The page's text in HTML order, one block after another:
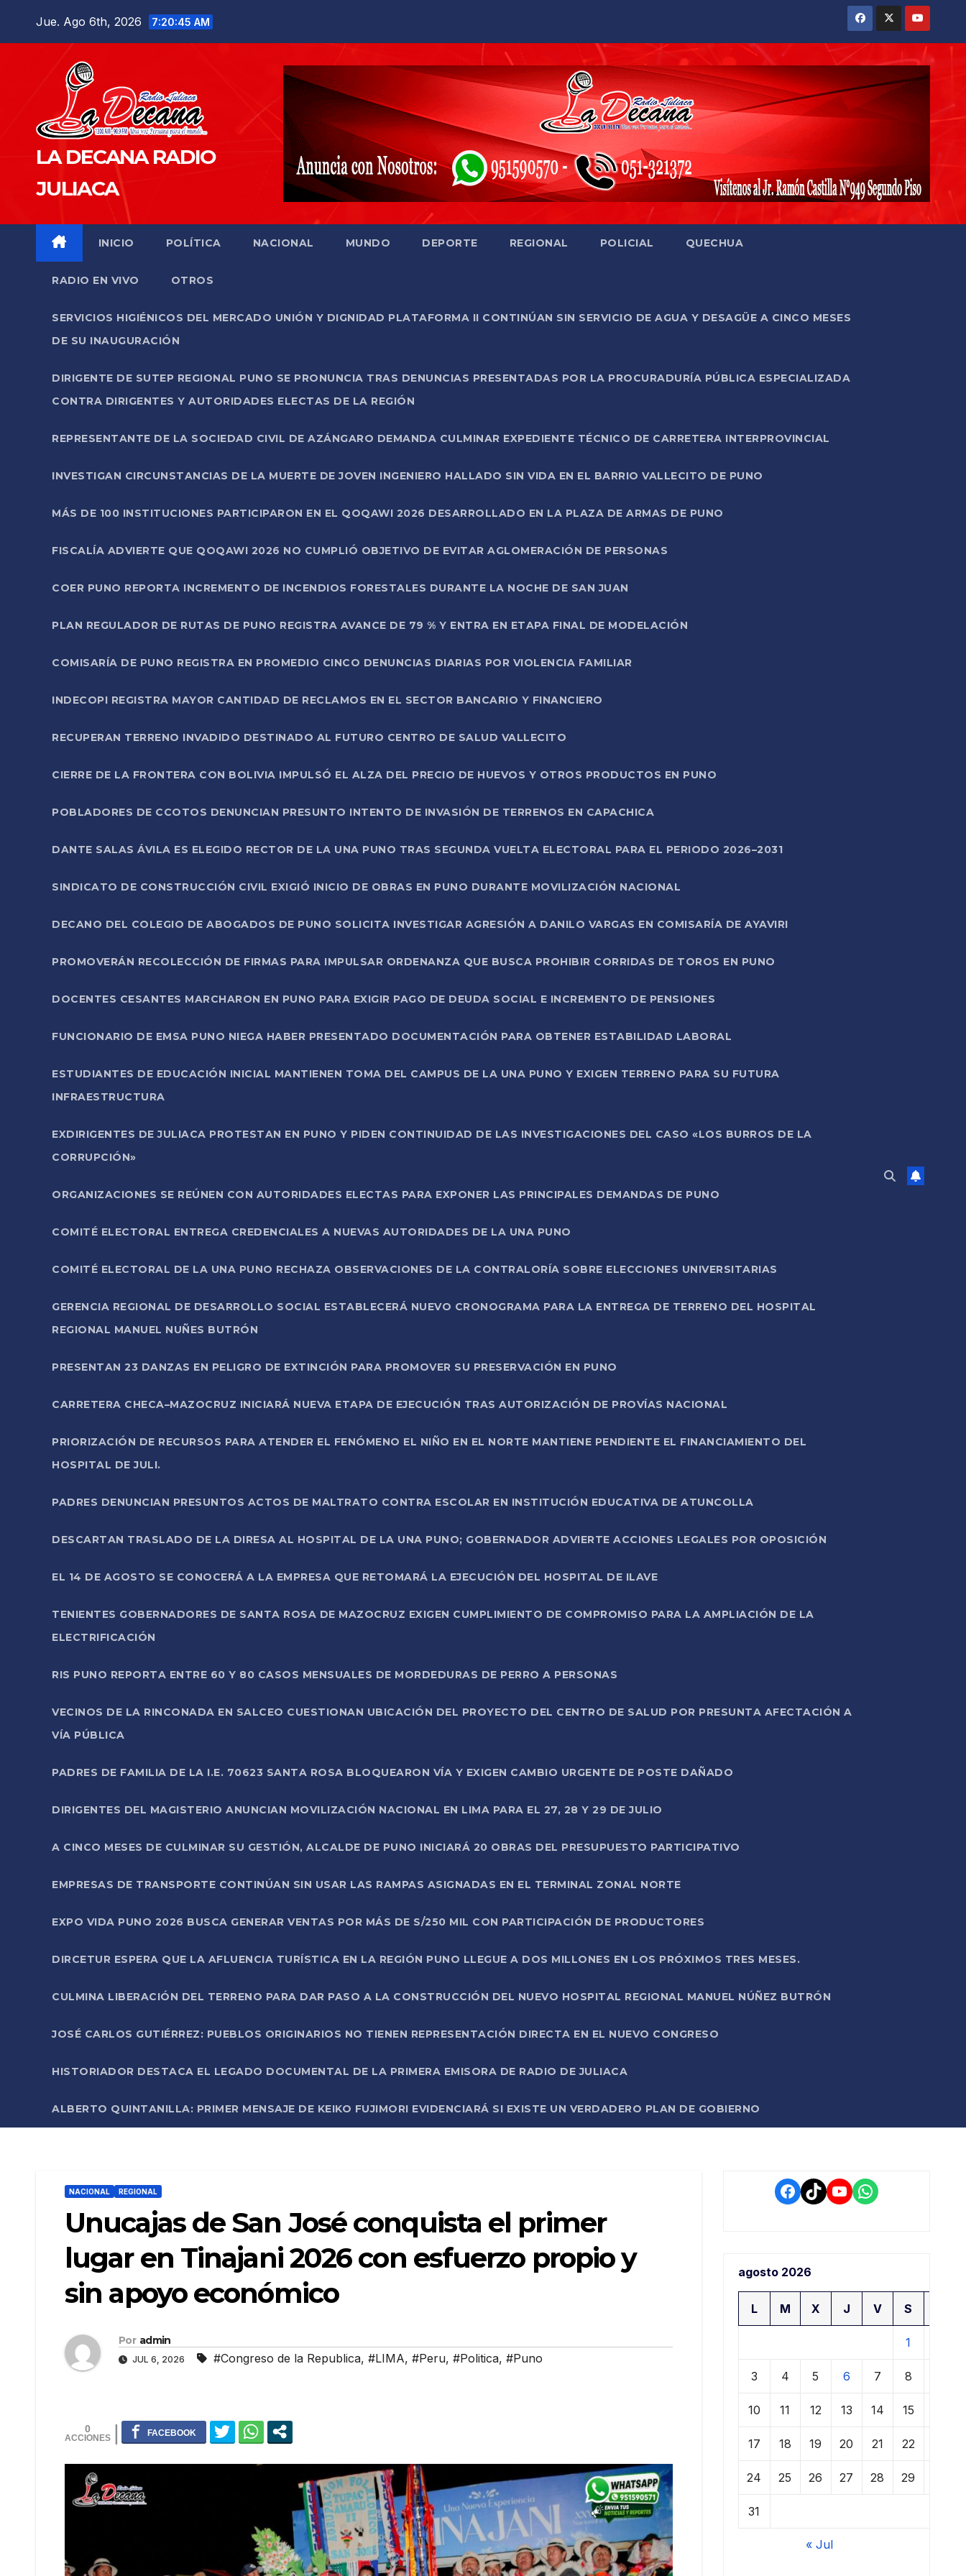
Jue. Ago 6th, 2026 7:20:47 AM
LA DECANA RADIO
JULIACA
INICIO POLÍTICA NACIONAL MUNDO DEPORTE REGIONAL POLICIAL QUECHUA
RADIO EN VIVO OTROS
SERVICIOS HIGIÉNICOS DEL MERCADO UNIÓN Y DIGNIDAD PLATAFORMA II CONTINÚAN SIN SERVICIO DE AGUA Y DESAGÜE A CINCO MESES
DE SU INAUGURACIÓN
DIRIGENTE DE SUTEP REGIONAL PUNO SE PRONUNCIA TRAS DENUNCIAS PRESENTADAS POR LA PROCURADURÍA PÚBLICA ESPECIALIZADA
CONTRA DIRIGENTES Y AUTORIDADES ELECTAS DE LA REGIÓN
REPRESENTANTE DE LA SOCIEDAD CIVIL DE AZÁNGARO DEMANDA CULMINAR EXPEDIENTE TÉCNICO DE CARRETERA INTERPROVINCIAL
INVESTIGAN CIRCUNSTANCIAS DE LA MUERTE DE JOVEN INGENIERO HALLADO SIN VIDA EN EL BARRIO VALLECITO DE PUNO
MÁS DE 100 INSTITUCIONES PARTICIPARON EN EL QOQAWI 2026 DESARROLLADO EN LA PLAZA DE ARMAS DE PUNO
FISCALÍA ADVIERTE QUE QOQAWI 2026 NO CUMPLIÓ OBJETIVO DE EVITAR AGLOMERACIÓN DE PERSONAS
COER PUNO REPORTA INCREMENTO DE INCENDIOS FORESTALES DURANTE LA NOCHE DE SAN JUAN
PLAN REGULADOR DE RUTAS DE PUNO REGISTRA AVANCE DE 79 % Y ENTRA EN ETAPA FINAL DE MODELACIÓN
COMISARÍA DE PUNO REGISTRA EN PROMEDIO CINCO DENUNCIAS DIARIAS POR VIOLENCIA FAMILIAR
INDECOPI REGISTRA MAYOR CANTIDAD DE RECLAMOS EN EL SECTOR BANCARIO Y FINANCIERO
RECUPERAN TERRENO INVADIDO DESTINADO AL FUTURO CENTRO DE SALUD VALLECITO
CIERRE DE LA FRONTERA CON BOLIVIA IMPULSÓ EL ALZA DEL PRECIO DE HUEVOS Y OTROS PRODUCTOS EN PUNO
POBLADORES DE CCOTOS DENUNCIAN PRESUNTO INTENTO DE INVASIÓN DE TERRENOS EN CAPACHICA
DANTE SALAS ÁVILA ES ELEGIDO RECTOR DE LA UNA PUNO TRAS SEGUNDA VUELTA ELECTORAL PARA EL PERIODO 2026–2031
SINDICATO DE CONSTRUCCIÓN CIVIL EXIGIÓ INICIO DE OBRAS EN PUNO DURANTE MOVILIZACIÓN NACIONAL
DECANO DEL COLEGIO DE ABOGADOS DE PUNO SOLICITA INVESTIGAR AGRESIÓN A DANILO VARGAS EN COMISARÍA DE AYAVIRI
PROMOVERÁN RECOLECCIÓN DE FIRMAS PARA IMPULSAR ORDENANZA QUE BUSCA PROHIBIR CORRIDAS DE TOROS EN PUNO
DOCENTES CESANTES MARCHARON EN PUNO PARA EXIGIR PAGO DE DEUDA SOCIAL E INCREMENTO DE PENSIONES
FUNCIONARIO DE EMSA PUNO NIEGA HABER PRESENTADO DOCUMENTACIÓN PARA OBTENER ESTABILIDAD LABORAL
ESTUDIANTES DE EDUCACIÓN INICIAL MANTIENEN TOMA DEL CAMPUS DE LA UNA PUNO Y EXIGEN TERRENO PARA SU FUTURA
INFRAESTRUCTURA
EXDIRIGENTES DE JULIACA PROTESTAN EN PUNO Y PIDEN CONTINUIDAD DE LAS INVESTIGACIONES DEL CASO «LOS BURROS DE LA
CORRUPCIÓN»
ORGANIZACIONES SE REÚNEN CON AUTORIDADES ELECTAS PARA EXPONER LAS PRINCIPALES DEMANDAS DE PUNO
COMITÉ ELECTORAL ENTREGA CREDENCIALES A NUEVAS AUTORIDADES DE LA UNA PUNO
COMITÉ ELECTORAL DE LA UNA PUNO RECHAZA OBSERVACIONES DE LA CONTRALORÍA SOBRE ELECCIONES UNIVERSITARIAS
GERENCIA REGIONAL DE DESARROLLO SOCIAL ESTABLECERÁ NUEVO CRONOGRAMA PARA LA ENTREGA DE TERRENO DEL HOSPITAL
REGIONAL MANUEL NUÑES BUTRÓN
PRESENTAN 23 DANZAS EN PELIGRO DE EXTINCIÓN PARA PROMOVER SU PRESERVACIÓN EN PUNO
CARRETERA CHECA–MAZOCRUZ INICIARÁ NUEVA ETAPA DE EJECUCIÓN TRAS AUTORIZACIÓN DE PROVÍAS NACIONAL
PRIORIZACIÓN DE RECURSOS PARA ATENDER EL FENÓMENO EL NIÑO EN EL NORTE MANTIENE PENDIENTE EL FINANCIAMIENTO DEL
HOSPITAL DE JULI.
PADRES DENUNCIAN PRESUNTOS ACTOS DE MALTRATO CONTRA ESCOLAR EN INSTITUCIÓN EDUCATIVA DE ATUNCOLLA
DESCARTAN TRASLADO DE LA DIRESA AL HOSPITAL DE LA UNA PUNO; GOBERNADOR ADVIERTE ACCIONES LEGALES POR OPOSICIÓN
EL 14 DE AGOSTO SE CONOCERÁ A LA EMPRESA QUE RETOMARÁ LA EJECUCIÓN DEL HOSPITAL DE ILAVE
TENIENTES GOBERNADORES DE SANTA ROSA DE MAZOCRUZ EXIGEN CUMPLIMIENTO DE COMPROMISO PARA LA AMPLIACIÓN DE LA
ELECTRIFICACIÓN
RIS PUNO REPORTA ENTRE 60 Y 80 CASOS MENSUALES DE MORDEDURAS DE PERRO A PERSONAS
VECINOS DE LA RINCONADA EN SALCEO CUESTIONAN UBICACIÓN DEL PROYECTO DEL CENTRO DE SALUD POR PRESUNTA AFECTACIÓN A
VÍA PÚBLICA
PADRES DE FAMILIA DE LA I.E. 70623 SANTA ROSA BLOQUEARON VÍA Y EXIGEN CAMBIO URGENTE DE POSTE DAÑADO
DIRIGENTES DEL MAGISTERIO ANUNCIAN MOVILIZACIÓN NACIONAL EN LIMA PARA EL 27, 28 Y 29 DE JULIO
A CINCO MESES DE CULMINAR SU GESTIÓN, ALCALDE DE PUNO INICIARÁ 20 OBRAS DEL PRESUPUESTO PARTICIPATIVO
EMPRESAS DE TRANSPORTE CONTINÚAN SIN USAR LAS RAMPAS ASIGNADAS EN EL TERMINAL ZONAL NORTE
EXPO VIDA PUNO 2026 BUSCA GENERAR VENTAS POR MÁS DE S/250 MIL CON PARTICIPACIÓN DE PRODUCTORES
DIRCETUR ESPERA QUE LA AFLUENCIA TURÍSTICA EN LA REGIÓN PUNO LLEGUE A DOS MILLONES EN LOS PRÓXIMOS TRES MESES.
CULMINA LIBERACIÓN DEL TERRENO PARA DAR PASO A LA CONSTRUCCIÓN DEL NUEVO HOSPITAL REGIONAL MANUEL NÚÑEZ BUTRÓN
JOSÉ CARLOS GUTIÉRREZ: PUEBLOS ORIGINARIOS NO TIENEN REPRESENTACIÓN DIRECTA EN EL NUEVO CONGRESO
HISTORIADOR DESTACA EL LEGADO DOCUMENTAL DE LA PRIMERA EMISORA DE RADIO DE JULIACA
ALBERTO QUINTANILLA: PRIMER MENSAJE DE KEIKO FUJIMORI EVIDENCIARÁ SI EXISTE UN VERDADERO PLAN DE GOBIERNO
NACIONAL REGIONAL
Unucajas de San José conquista el primer
lugar en Tinajani 2026 con esfuerzo propio y
sin apoyo económico
Por admin
JUL 6, 2026 #Congreso de la Republica, #LIMA, #Peru, #Politica, #Puno
0
Facebook
TikTokYouTube
WhatsApp
agosto 2026
L M X J V S
1
3 4 5 6 7 8
10 11 12 13 14 15
17 18 19 20 21 22
24 25 26 27 28 29
31
« Jul